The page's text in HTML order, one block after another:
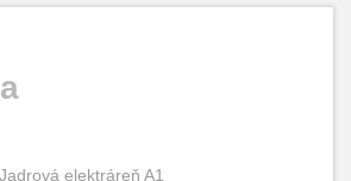
Jadrová elektráreň A1